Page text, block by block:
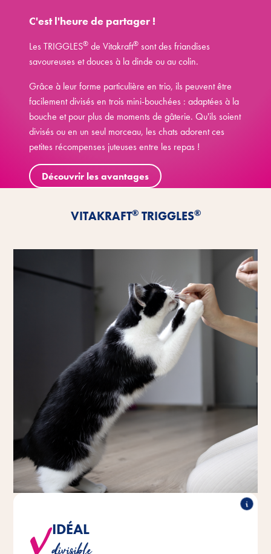
C'est l'heure de partager !
Les TRIGGLES® de Vitakraft® sont des friandises
savoureuses et douces à la dinde ou au colin.
Grâce à leur forme particulière en trio, ils peuvent être
facilement divisés en trois mini-bouchées : adaptées à la
bouche et pour plus de moments de gâterie. Qu'ils soient
divisés ou en un seul morceau, les chats adorent ces
petites récompenses juteuses entre les repas !
Découvrir les avantages
VITAKRAFT®TRIGGLES®
IDÉAL
peuvent être divisés en
trois mini-bouchées grâce à leur forme tripartite.